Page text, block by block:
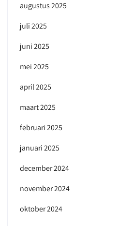
augustus 2025
juli 2025
juni 2025
mei 2025
april 2025
maart 2025
februari 2025
januari 2025
december 2024
november 2024
oktober 2024